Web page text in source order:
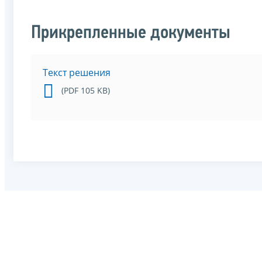
Прикрепленные документы
Текст решения
(PDF 105 KB)